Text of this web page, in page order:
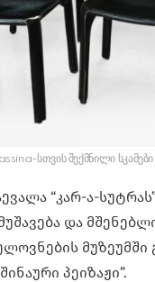
სთვის შექმნილი სკამები
“კარ-ა-
და
მუზეუმში
პეიზაჟი”.